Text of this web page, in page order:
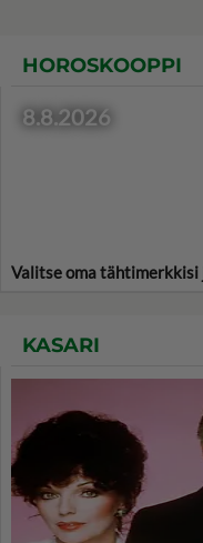
HOROSKOOPPI
8.8.2026
Valitse oma tähtimerkkisi
KASARI